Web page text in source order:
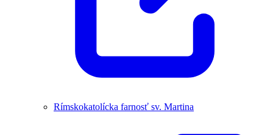
Rímskokatolícka farnosť sv. Martina